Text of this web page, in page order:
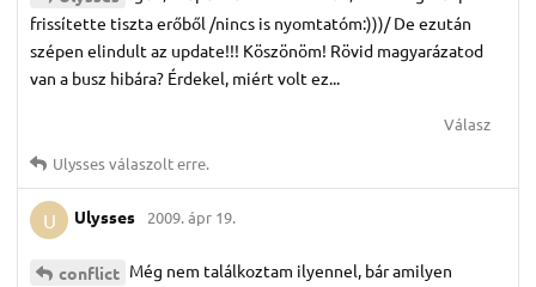
frissítette tiszta erőből /nincs is nyomtatóm:)))/ De ezután
szépen elindult az update!!! Köszönöm! Rövid magyarázatod
van a busz hibára? Érdekel, miért volt ez...
Válasz
Ulyssesválaszolt erre.
U Ulysses 2009. ápr 19.
conflict Még nem találkoztam ilyennel, bár amilyen